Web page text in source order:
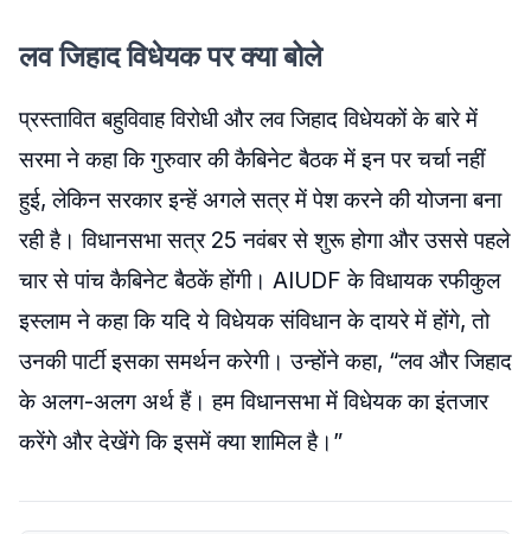
लवजिहाद विधेयक पर क्या बोले
प्रस्तावितबहुविवाहविरोधी औरलवजिहाद विधेयकों के बारे में
सरमाने कहा कि गुरुवार कीकैबिनेटबैठक में इन पर चर्चा नहीं
हुई, लेकिन सरकार इन्हें अगले सत्र में पेश करने की योजना बना
रही है। विधानसभा सत्र 25 नवंबर से शुरू होगा और उससे पहले
चार से पांचकैबिनेटबैठकें होंगी। AIUDFके विधायकरफीकुल
इस्लाम ने कहा कि यदि ये विधेयक संविधान के दायरे में होंगे, तो
उनकी पार्टी इसका समर्थन करेगी। उन्होंने कहा, “लवऔर जिहाद
के अलग-अलग अर्थ हैं। हम विधानसभा में विधेयक का इंतजार
करेंगे और देखेंगे कि इसमें क्या शामिल है।”